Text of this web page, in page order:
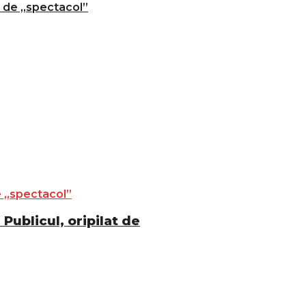
„spectacol”
Publicul, oripilat de